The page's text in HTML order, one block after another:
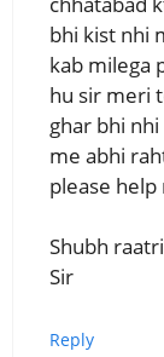
bhi kist nhi
kab milega
hu sir meri
ghar bhi
me abhi
please help
Shubh raatri
Sir
Reply